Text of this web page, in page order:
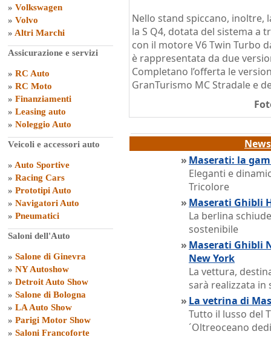
» Volkswagen
» Volvo
» Altri Marchi
Assicurazione e servizi
» RC Auto
» RC Moto
» Finanziamenti
» Leasing auto
» Noleggio Auto
Veicoli e accessori auto
» Auto Sportive
» Racing Cars
» Prototipi Auto
» Navigatori Auto
» Pneumatici
Saloni dell'Auto
» Salone di Ginevra
» NY Autoshow
» Detroit Auto Show
» Salone di Bologna
» LA Auto Show
» Parigi Motor Show
» Saloni Francoforte
Nello stand spiccano, inoltre,
la S Q4, dotata del sistema a
con il motore V6 Twin Turbo
è rappresentata da due
Completano l’offerta le
GranTurismo MC Stradale e
» Maserati: la
Eleganti e
Tricolore
» Maserati Ghibli
La berlina
sostenibile
» Maserati Ghibli
New York
La vettura,
sarà realizzata in
» La vetrina di
Tutto il lusso del
´Oltreoceano